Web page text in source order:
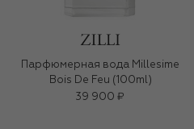
Парфюмерная вода Millesime
Bois De Feu (100ml)
39 900 ₽